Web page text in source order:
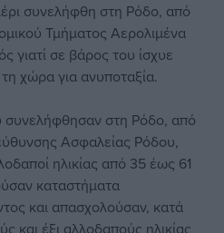
συνελήφθη στη Ρόδο, από
Τμήματος Αερολιμένα
γιατί σε βάρος του ίσχυε
χώρα για ανυποταξία.
στη Ρόδο, από
Ασφαλείας Ρόδου,
ηλικίας από 35 έως 61
καταστήματα
και απασχολούσαν, κατά
και έξι αλλοδαπούς ηλικίας